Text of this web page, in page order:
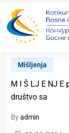
Mišljenja
M I Š LJ E NJ E
društvo sa
Byadmin